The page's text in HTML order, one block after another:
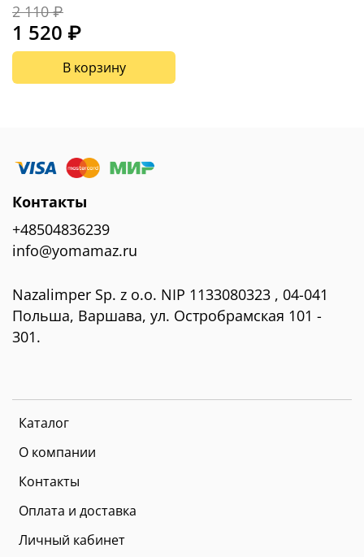
2 110 ₽
1 520 ₽
В корзину
Каталог
О компании
Контакты
Оплата и доставка
Личный кабинет
Контакты
+48504836239
info@yomamaz.ru
Nazalimper Sp. z o.o. NIP 1133080323 , 04-041
Польша, Варшава, ул. Остробрамская 101 -
301.